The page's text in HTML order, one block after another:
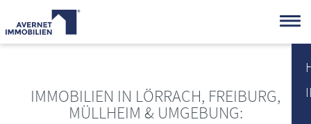
IMMOBILIEN IN LÖRRACH, FREIBURG,
MÜLLHEIM & UMGEBUNG: